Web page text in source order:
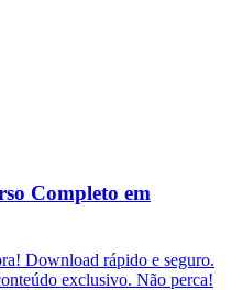
Completo em
Download rápido e seguro.
exclusivo. Não perca!